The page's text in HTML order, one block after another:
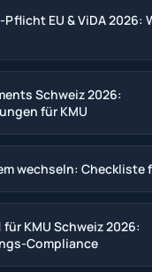
EU & ViDA 2026:
Schweiz 2026:
für KMU
wechseln: Checkliste
für KMU Schweiz 2026:
Compliance